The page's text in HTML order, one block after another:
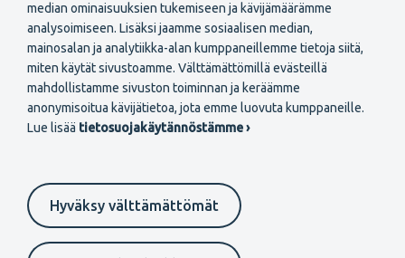
median ominaisuuksien tukemiseen ja kävijämäärämme
analysoimiseen. Lisäksi jaamme sosiaalisen median,
mainosalan ja analytiikka-alan kumppaneillemme tietoja siitä,
miten käytät sivustoamme. Välttämättömillä evästeillä
mahdollistamme sivuston toiminnan ja keräämme
anonymisoitua kävijätietoa, jota emme luovuta kumppaneille.
Lue lisää tietosuojakäytännöstämme ›
Hyväksy välttämättömät
Secondary
FI
Liity jäseneksi
Evästeasetukset Tietosuojaselosteet
Suomeksi In English På svenska